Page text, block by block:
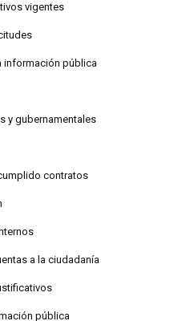
vigentes
información pública
y gubernamentales
contratos
a la ciudadanía
pública